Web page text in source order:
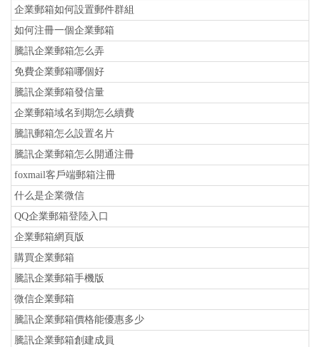
企業郵箱如何設置郵件群組
如何注冊一個企業郵箱
騰訊企業郵箱怎么弄
免費企業郵箱哪個好
騰訊企業郵箱發信量
企業郵箱域名到期怎么續費
騰訊郵箱怎么設置名片
騰訊企業郵箱怎么開通注冊
foxmail客戶端郵箱注冊
什么是企業微信
QQ企業郵箱登陸入口
企業郵箱網頁版
購買企業郵箱
騰訊企業郵箱手機版
微信企業郵箱
騰訊企業郵箱價格能優惠多少
騰訊企業郵箱創建成員